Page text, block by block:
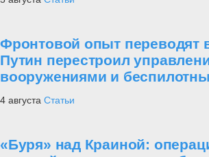
Фронтовой опыт переводят
Путин перестроил
вооружениями и
4 августа Статьи
«Буря» над Краиной: